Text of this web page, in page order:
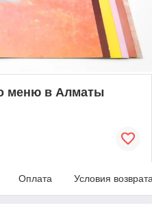
меню в Алматы
Оплата Условия